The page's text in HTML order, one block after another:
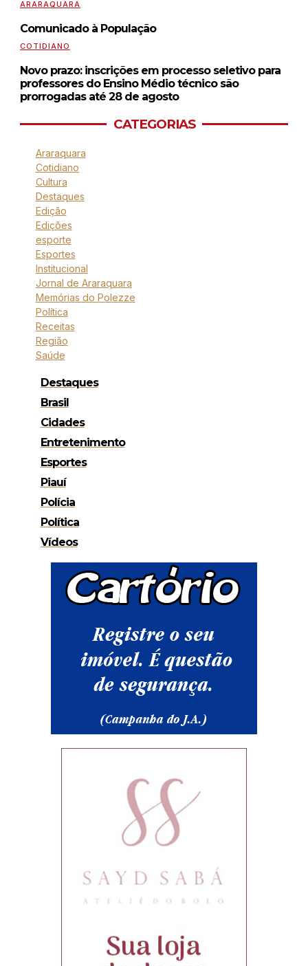
ARARAQUARA
Comunicado à População
COTIDIANO
Novo prazo: inscrições em processo seletivo para
professores do Ensino Médio técnico são
prorrogadas até 28 de agosto
CATEGORIAS
Araraquara
Cotidiano
Cultura
Destaques
Edição
Edições
esporte
Esportes
Institucional
Jornal de Araraquara
Memórias do Polezze
Política
Receitas
Região
Saúde
Destaques
Brasil
Cidades
Entretenimento
Esportes
Piauí
Polícia
Política
Vídeos